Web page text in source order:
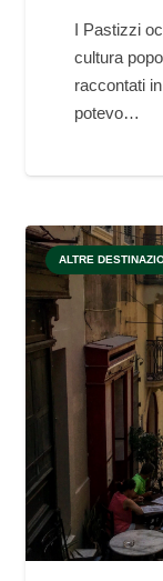
I Pastizzi
cultura
raccontati
potevo…
ALTRE